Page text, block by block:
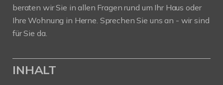
beraten wir Sie in allen Fragen rund um Ihr Haus oder
Ihre Wohnung in Herne. Sprechen Sie uns an - wir sind
für Sie da.
INHALT